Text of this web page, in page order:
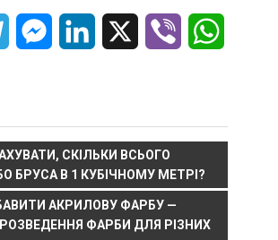
TelegramMessenger
LinkedIn Viber
СКІЛЬКИ ВСЬОГО
БРУСА В 1 КУБІЧНОМУ МЕТРІ?
АКРИЛОВУ ФАРБУ —
ФАРБИ ДЛЯ РІЗНИХ